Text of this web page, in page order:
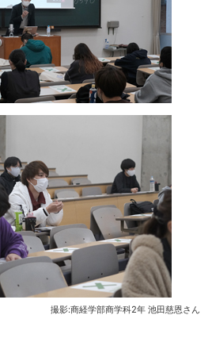
撮影:商経学部商学科2年 池田慈恩さん